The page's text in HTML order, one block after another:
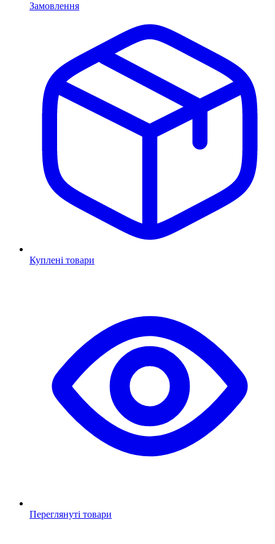
Замовлення
Куплені товари
Переглянуті товари